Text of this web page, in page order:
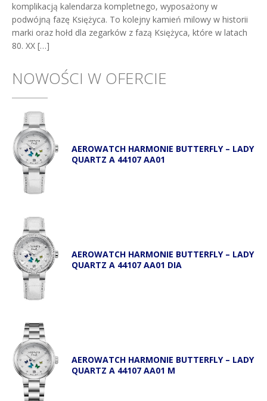
komplikacją kalendarza kompletnego, wyposażony w
podwójną fazę Księżyca. To kolejny kamień milowy w historii
marki oraz hołd dla zegarków z fazą Księżyca, które w latach
80. XX […]
NOWOŚCI W OFERCIE
AEROWATCH HARMONIE BUTTERFLY – LADY
QUARTZ A 44107 AA01
AEROWATCH HARMONIE BUTTERFLY – LADY
QUARTZ A 44107 AA01 DIA
AEROWATCH HARMONIE BUTTERFLY – LADY
QUARTZ A 44107 AA01 M